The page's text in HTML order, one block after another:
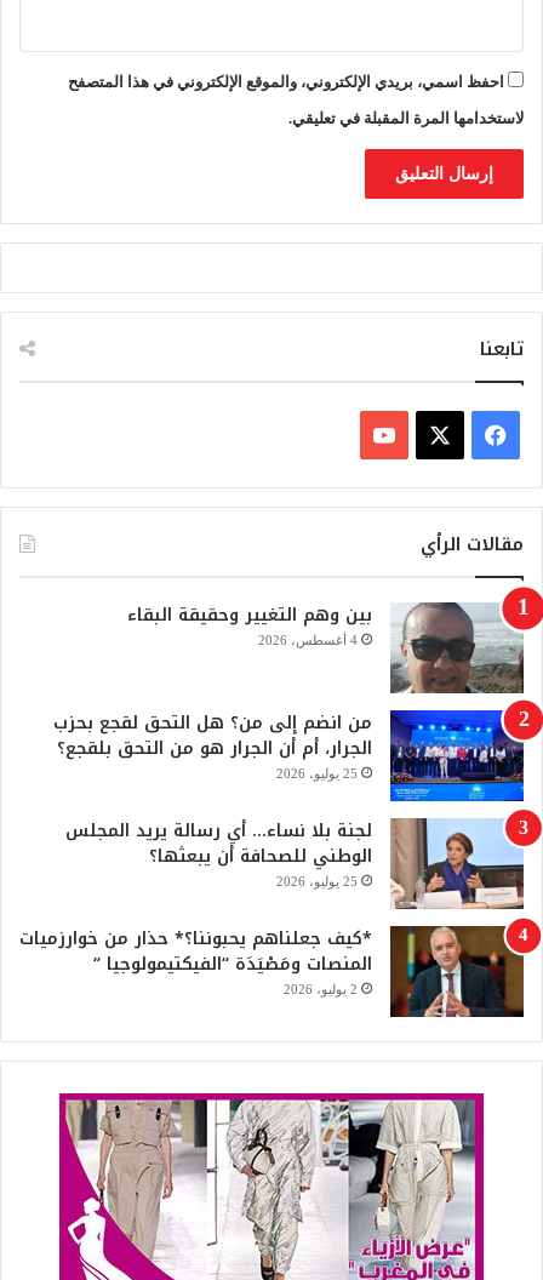
احفظ اسمي، بريدي الإلكتروني، والموقع الإلكتروني في هذا المتصفح
لاستخدامها المرة المقبلة في تعليقي.
تابعنا
ي
ب
و
ك
X
Y
u
T
b
e
مقالات الرأي
بين وهم التغيير وحقيقة البقاء
4 أغسطس، 2026
من انضم إلى من؟ هل التحق لقجع بحزب
الجرار، أم أن الجرار هو من التحق بلقجع؟
25 يوليو، 2026
لجنة بلا نساء… أي رسالة يريد المجلس
الوطني للصحافة أن يبعثها؟
25 يوليو، 2026
*كيف جعلناهم يحبوننا؟* حذار من خوارزميات
المنصات ومَصْيَدَة “الفيكتيمولوجيا “
2 يوليو، 2026